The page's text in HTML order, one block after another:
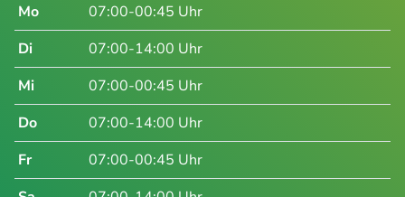
Mo
07:00-00:45 Uhr
Di
07:00-14:00 Uhr
Mi
07:00-00:45 Uhr
Do
07:00-14:00 Uhr
Fr
07:00-00:45 Uhr